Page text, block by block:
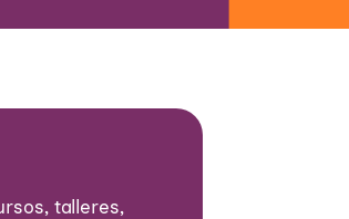
talleres,